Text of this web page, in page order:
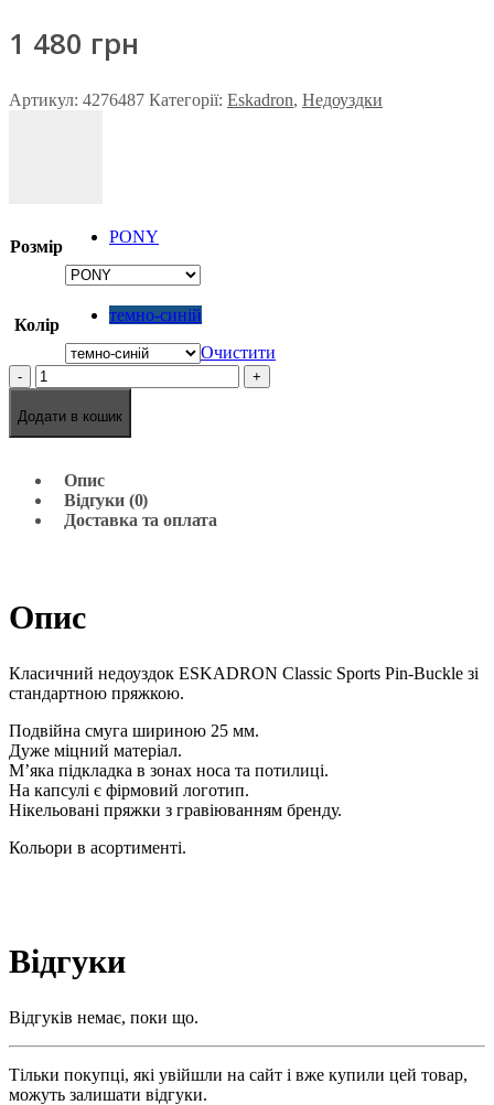
1 480 грн
Артикул: 4276487 Категорії: Eskadron, Недоуздки
Розмір
PONY
Колір
темно-синій
Очистити
- +
Додати в кошик
Опис
Відгуки (0)
Доставка та оплата
Опис
Класичний недоуздок ESKADRON Classic Sports Pin-Buckle зі
стандартною пряжкою.
Подвійна смуга шириною 25 мм.
Дуже міцний матеріал.
М’яка підкладка в зонах носа та потилиці.
На капсулі є фірмовий логотип.
Нікельовані пряжки з гравіюванням бренду.
Кольори в асортименті.
Відгуки
Відгуків немає, поки що.
Тільки покупці, які увійшли на сайт і вже купили цей товар,
можуть залишати відгуки.